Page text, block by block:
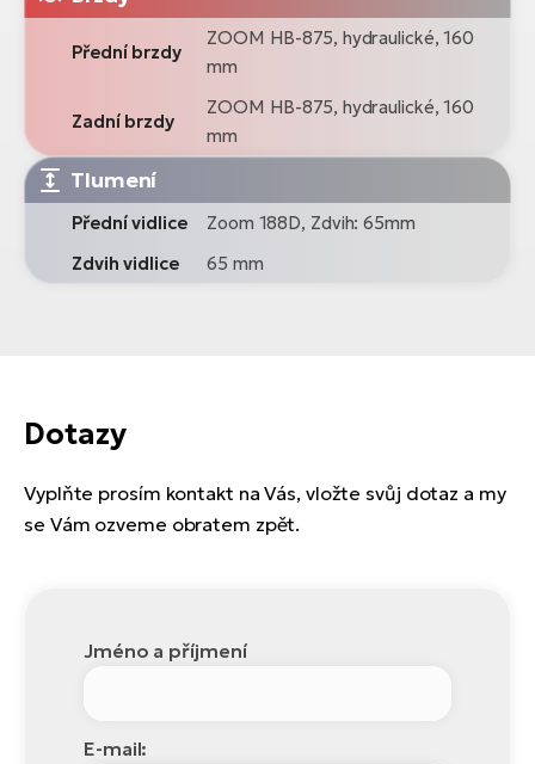
Přední brzdy
ZOOM HB-875, hydraulické, 160
mm
Zadní brzdy
ZOOM HB-875, hydraulické, 160
mm
Tlumení
Přední vidlice
Zoom 188D, Zdvih: 65mm
Zdvih vidlice
65 mm
Dotazy
Vyplňte prosím kontakt na Vás, vložte svůj dotaz a my
se Vám ozveme obratem zpět.
Jméno a příjmení
E-mail: